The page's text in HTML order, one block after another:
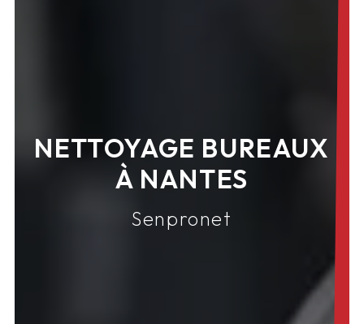
NETTOYAGE BUREAUX
À NANTES
Senpronet